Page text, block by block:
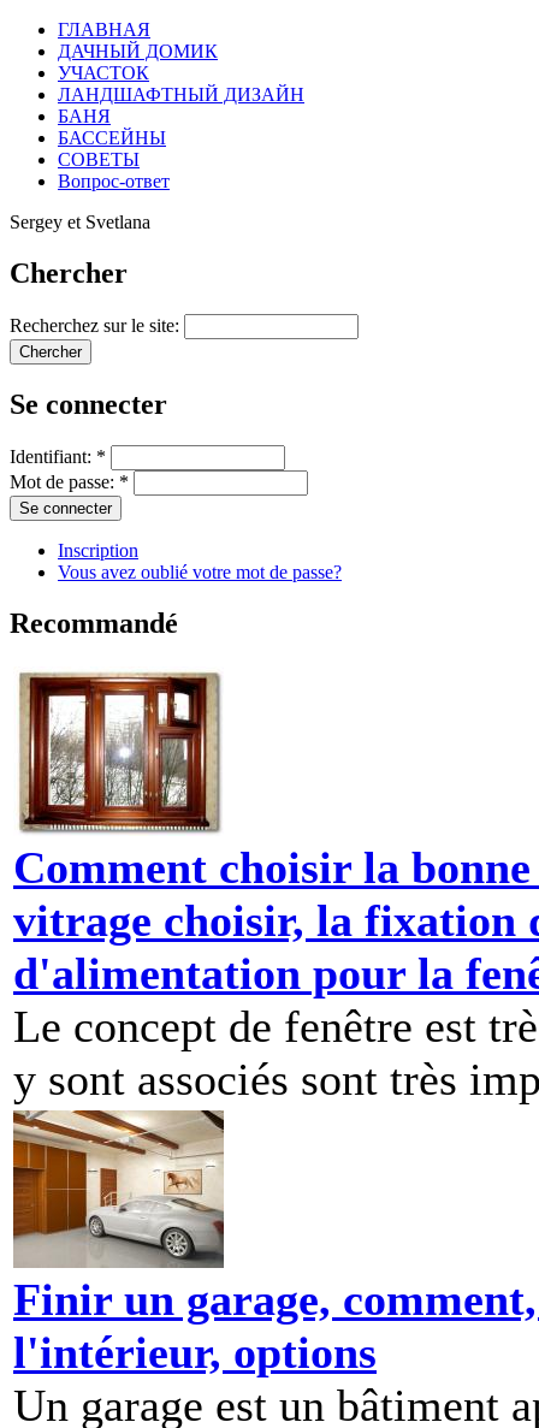
ГЛАВНАЯ
ДАЧНЫЙ ДОМИК
УЧАСТОК
ЛАНДШАФТНЫЙ ДИЗАЙН
БАНЯ
БАССЕЙНЫ
СОВЕТЫ
Вопрос-ответ
Sergey et Svetlana
Chercher
Recherchez sur le site:
Se connecter
Identifiant: *
Mot de passe: *
Inscription
Vous avez oublié votre mot de passe?
Recommandé
Comment choisir la
vitrage choisir, la fixation
d'alimentation pour la
Le concept de fenêtre est
y sont associés sont très
Finir un garage,
l'intérieur, options
Un garage est un bâtiment